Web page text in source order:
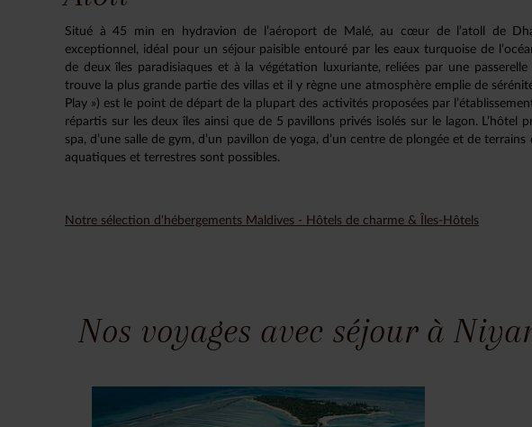
Situé à 45 min en hydravion de l’aéroport de Malé, au cœur de l’atoll de
exceptionnel, idéal pour un séjour paisible entouré par les eaux turquoise de
de deux îles paradisiaques et à la végétation luxuriante, reliées par une passerelle
trouve la plus grande partie des villas et il y règne une atmosphère emplie de
Play ») est le point de départ de la plupart des activités proposées par
répartis sur les deux îles ainsi que de 5 pavillons privés isolés sur le lagon. L’hôtel
spa, d’une salle de gym, d’un pavillon de yoga, d’un centre de plongée et de
aquatiques et terrestres sont possibles.
Notre sélection d'hébergements Maldives - Hôtels de charme & Îles-Hôtels
Nos voyages avec séjour à